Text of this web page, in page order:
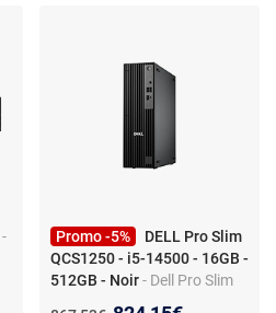
-
Promo -5%
DELL Pro Slim
QCS1250 - i5-14500 - 16GB -
512GB - Noir - Dell Pro Slim